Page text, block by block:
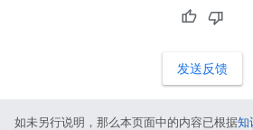
发送反馈
如未另行说明，那么本页面中的内容已根据知